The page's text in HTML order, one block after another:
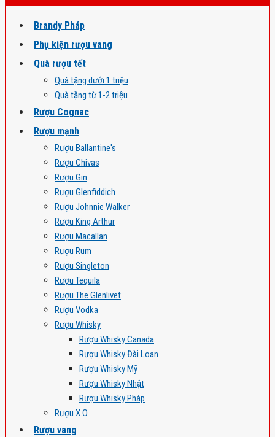
Brandy Pháp
Phụ kiện rượu vang
Quà rượu tết
Quà tặng dưới 1 triệu
Quà tặng từ 1-2 triệu
Rượu Cognac
Rượu mạnh
Rượu Ballantine's
Rượu Chivas
Rượu Gin
Rượu Glenfiddich
Rượu Johnnie Walker
Rượu King Arthur
Rượu Macallan
Rượu Rum
Rượu Singleton
Rượu Tequila
Rượu The Glenlivet
Rượu Vodka
Rượu Whisky
Rượu Whisky Canada
Rượu Whisky Đài Loan
Rượu Whisky Mỹ
Rượu Whisky Nhật
Rượu Whisky Pháp
Rượu X.O
Rượu vang